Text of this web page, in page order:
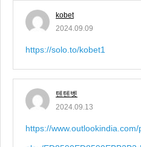
kobet
2024.09.09
https://solo.to/kobet1
텐텐벳
2024.09.13
https://www.outlookindia.com/